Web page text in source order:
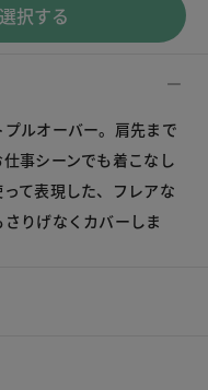
択する
ルオーバー。肩先まで
事シーンでも着こなし
て表現した、フレアな
りげなくカバーしま